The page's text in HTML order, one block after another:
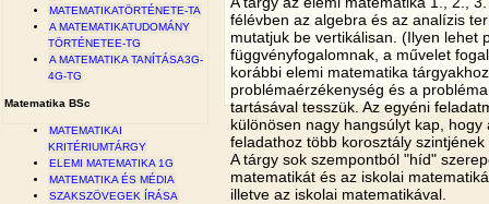
MATEMATIKATÖRTÉNETE-TA
A MATEMATIKATUDOMÁNY
TÖRTÉNETEE-TG
A MATEMATIKA TANÍTÁSA3G-
4G-TG
Matematika BSc
MATEMATIKAI
KRITÉRIUMTÁRGY
ELEMI MATEMATIKA 1G
MATEMATIKA ÉS MÉDIA
SZAKSZÖVEGEK ÍRÁSA
félévben az algebra és az analízis
mutatjuk be vertikálisan. (Ilyen lehet
függvényfogalomnak, a művelet
korábbi elemi matematika
problémaérzékenység és a
tartásával tesszük. Az egyéni
különösen nagy hangsúlyt kap,
feladathoz több korosztály
A tárgy sok szempontból "híd"
matematikát és az iskolai
illetve az iskolai matematikával.